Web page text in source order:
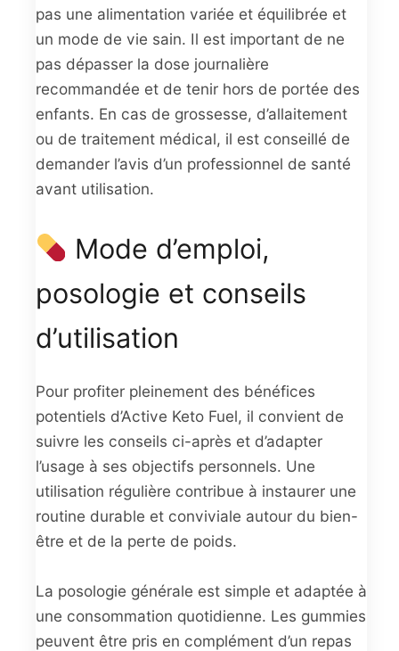
pas une alimentation variée et équilibrée et
un mode de vie sain. Il est important de ne
pas dépasser la dose journalière
recommandée et de tenir hors de portée des
enfants. En cas de grossesse, d’allaitement
ou de traitement médical, il est conseillé de
demander l’avis d’un professionnel de santé
avant utilisation.
Mode d’emploi,
posologie et conseils
d’utilisation
Pour profiter pleinement des bénéfices
potentiels d’Active Keto Fuel, il convient de
suivre les conseils ci-après et d’adapter
l’usage à ses objectifs personnels. Une
utilisation régulière contribue à instaurer une
routine durable et conviviale autour du bien-
être et de la perte de poids.
La posologie générale est simple et adaptée à
une consommation quotidienne. Les gummies
peuvent être pris en complément d’un repas